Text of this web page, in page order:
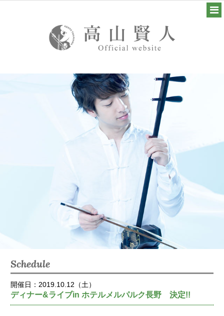
Schedule
開催日：2019.10.12（土）
ディナー&ライブin ホテルメルパルク長野 決定!!